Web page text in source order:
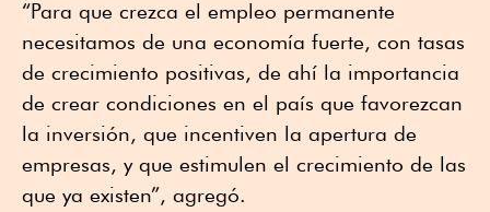
“Para que crezca el empleo permanente
necesitamos de una economía fuerte, con tasas
de crecimiento positivas, de ahí la importancia
de crear condiciones en el país que favorezcan
la inversión, que incentiven la apertura de
empresas, y que estimulen el crecimiento de las
que ya existen”, agregó.